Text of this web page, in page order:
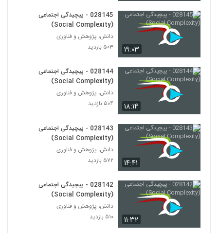
162
Complexity)
163
Complexity)
028174 - پیچیدگی سیاسی (Political
Complexity)
۴۲۸ بازدید
165
Ecology)
Ecology)
۴۷۴ بازدید
Ecology)
۵۰۵ بازدید
۱۹:۰۳
028145 - پیچیدگی اجتماعی
(Social Complexity)
دانش، پژوهش و فناوری
۵۰۳ بازدید
۱۸:۱۴
028144 - پیچیدگی اجتماعی
(Social Complexity)
دانش، پژوهش و فناوری
۵۰۴ بازدید
۱۴:۴۱
028143 - پیچیدگی اجتماعی
(Social Complexity)
دانش، پژوهش و فناوری
۵۷۲ بازدید
۱۱:۳۲
028142 - پیچیدگی اجتماعی
(Social Complexity)
دانش، پژوهش و فناوری
۵۱۰ بازدید